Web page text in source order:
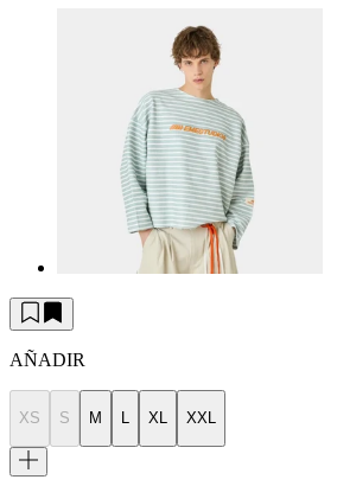
AÑADIR
XS S M L XL XXL